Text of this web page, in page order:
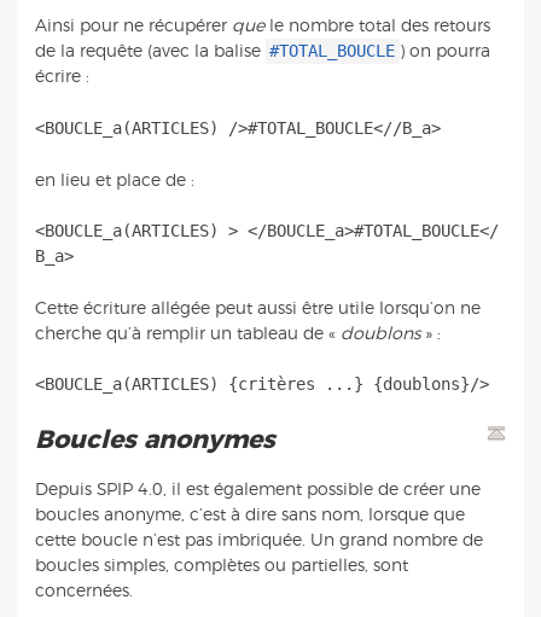
Ainsi pour ne récupérer quele nombre total des retours
de la requête (avec la balise #TOTAL_BOUCLE ) on pourra
écrire :
<BOUCLE_a(ARTICLES) />#TOTAL_BOUCLE<//B_a>
en lieu et place de :
<BOUCLE_a(ARTICLES) > </BOUCLE_a>#TOTAL_BOUCLE</
B_a>
Cette écriture allégée peut aussi être utile lorsqu’on ne
cherche qu’à remplir un tableau de « doublons» :
<BOUCLE_a(ARTICLES) {critères ...} {doublons}/>
Boucles anonymes
Depuis SPIP 4.0, il est également possible de créer une
boucles anonyme, c’est à dire sans nom, lorsque que
cette boucle n’est pas imbriquée. Un grand nombre de
boucles simples, complètes ou partielles, sont
concernées.